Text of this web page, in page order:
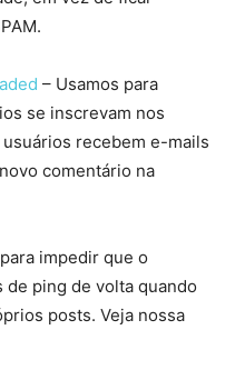
– Usamos para
se inscrevam nos
recebem e-mails
comentário na
impedir que o
ping de volta quando
posts. Veja nossa